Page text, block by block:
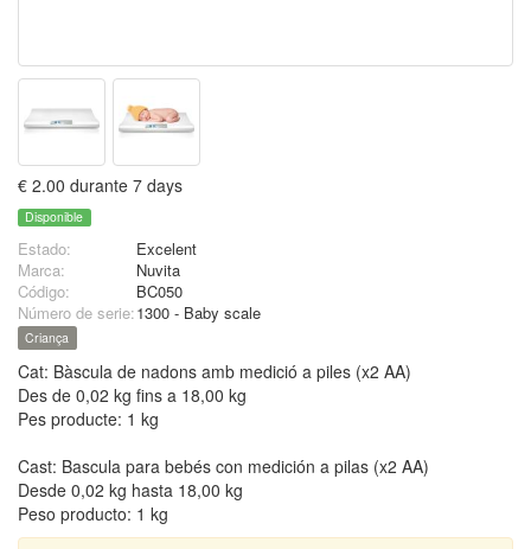
€ 2.00 durante 7 days
Disponible
Estado:
Excelent
Marca:
Nuvita
Código:
BC050
Número de serie:1300 - Baby scale
Criança
Cat: Bàscula de nadons amb medició a piles (x2 AA)
Des de 0,02 kg fins a 18,00 kg
Pes producte: 1 kg
Cast: Bascula para bebés con medición a pilas (x2 AA)
Desde 0,02 kg hasta 18,00 kg
Peso producto: 1 kg